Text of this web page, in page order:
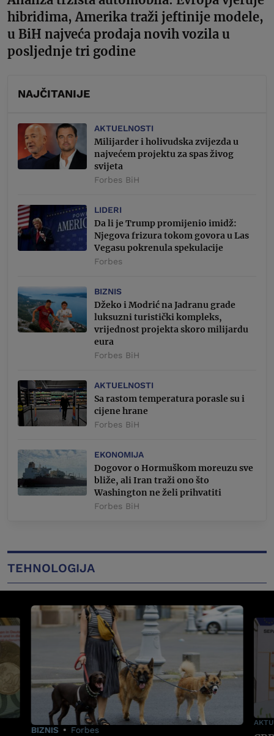
hibridima, Amerika traži jeftinije modele,
u BiH najveća prodaja novih vozila u
posljednje tri godine
NAJČITANIJE
AKTUELNOSTI
Milijarder i holivudska zvijezda u
najvećem projektu za spas živog
svijeta
Forbes BiH
LIDERI
Da li je Trump promijenio imidž:
Njegova frizura tokom govora u Las
Vegasu pokrenula spekulacije
Forbes
BIZNIS
Džeko i Modrić na Jadranu grade
luksuzni turistički kompleks,
vrijednost projekta skoro milijardu
eura
Forbes BiH
AKTUELNOSTI
Sa rastom temperatura porasle su i
cijene hrane
Forbes BiH
EKONOMIJA
Dogovor o Hormuškom moreuzu sve
bliže, ali Iran traži ono što
Washington ne želi prihvatiti
Forbes BiH
TEHNOLOGIJA
BIZNIS Forbes